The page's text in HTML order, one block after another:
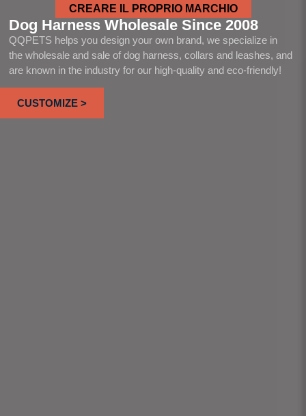
CREARE IL PROPRIO MARCHIO
Dog Harness Wholesale Since 2008
QQPETS helps you design your own brand, we specialize in
the wholesale and sale of dog harness, collars and leashes, and
are known in the industry for our high-quality and eco-friendly!
CUSTOMIZE >